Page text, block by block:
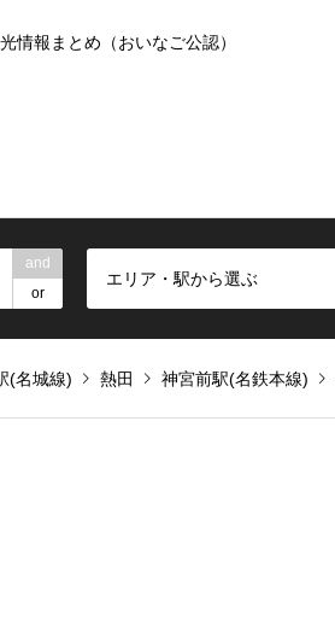
情報まとめ（おいなご公認）
and
or
エリア・駅から選ぶ
(名城線) 熱田 神宮前駅(名鉄本線)